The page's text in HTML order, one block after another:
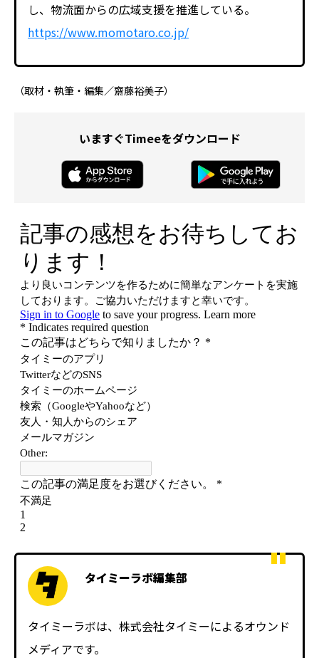
し、物流面からの広域支援を推進している。
https://www.momotaro.co.jp/
（取材・執筆・編集／齋藤裕美子）
いますぐTimeeをダウンロード
タイミーラボ編集部
タイミーラボは、株式会社タイミーによるオウンド
メディアです。